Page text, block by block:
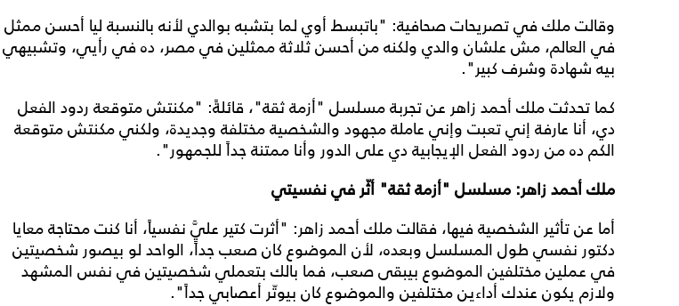
وقالت ملك في تصريحات صحافية: "باتبسط أوي لما بتشبه بوالدي لأنه بالنسبة ليا أحسن ممثل
في العالم، مش علشان والدي ولكنه من أحسن ثلاثة ممثلين في مصر، ده في رأيي، وتشبيهي
بيه شهادة وشرف كبير".
كما تحدثت ملك أحمد زاهر عن تجربة مسلسل "أزمة ثقة"، قائلةً: "مكنتش متوقعة ردود الفعل
دي، أنا عارفة إني تعبت وإني عاملة مجهود والشخصية مختلفة وجديدة، ولكني مكنتش متوقعة
الكم ده من ردود الفعل الإيجابية دي على الدور وأنا ممتنة جداً للجمهور".
ملك أحمد زاهر: مسلسل "أزمة ثقة" أثّر في نفسيتي
أما عن تأثير الشخصية فيها، فقالت ملك أحمد زاهر: "أثرت كتير عليَّ نفسياً، أنا كنت محتاجة معايا
دكتور نفسي طول المسلسل وبعده، لأن الموضوع كان صعب جداً، الواحد لو بيصور شخصيتين
في عملين مختلفين الموضوع بيبقى صعب، فما بالك بتعملي شخصيتين في نفس المشهد
ولازم يكون عندك أداءين مختلفين والموضوع كان بيوتّر أعصابي جداً".